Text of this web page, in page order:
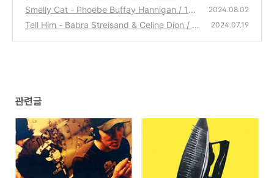
Smelly Cat - Phoebe Buffay Hannigan / 199
7
(1)
2024.08.02
Tell Him - Babra Streisand & Celine Dion / 1
2024.07.19
관련글